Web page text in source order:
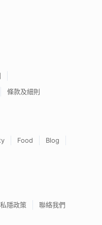
條款及細則
Food
Blog
私隱政策 聯絡我們